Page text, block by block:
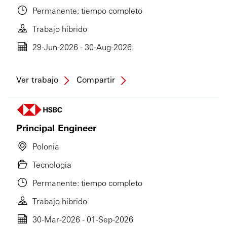
Permanente: tiempo completo
Trabajo híbrido
29-Jun-2026 - 30-Aug-2026
Ver trabajo Compartir
Principal Engineer
Polonia
Tecnología
Permanente: tiempo completo
Trabajo híbrido
30-Mar-2026 - 01-Sep-2026